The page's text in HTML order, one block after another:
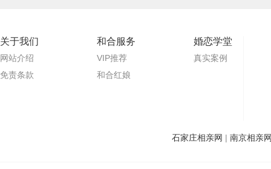
关于我们
网站介绍
免责条款
和合服务
VIP推荐
和合红娘
婚恋学堂
真实案例
石家庄相亲网 | 南京相亲